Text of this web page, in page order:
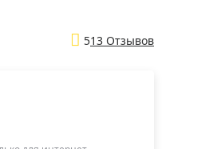
контроля
контроля
513 Отзывов